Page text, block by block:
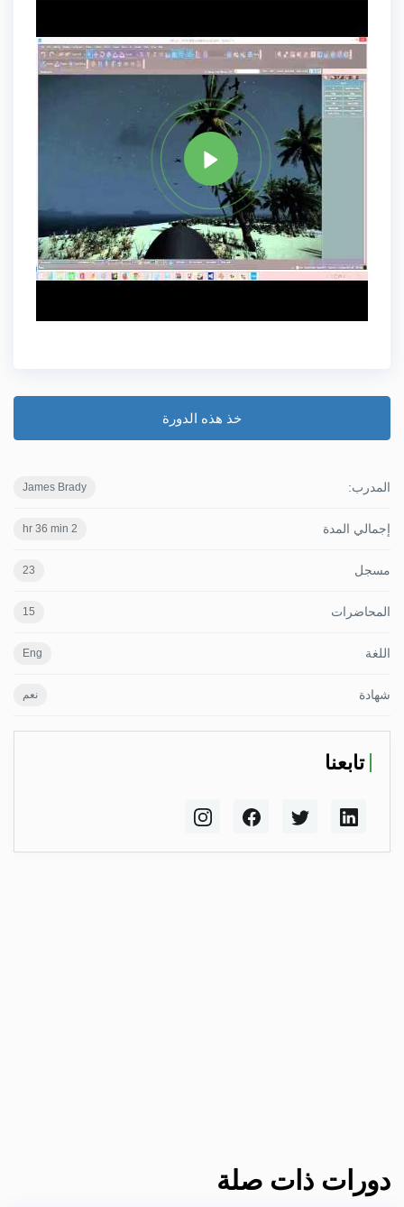
علامة C PLUS PLUS مشاركة
خذ هذه الدورة
المدرب: James Brady
إجمالي المدة 2 hr 36 min
مسجل 23
المحاضرات 15
اللغة Eng
شهادة نعم
تابعنا
دورات ذات صلة